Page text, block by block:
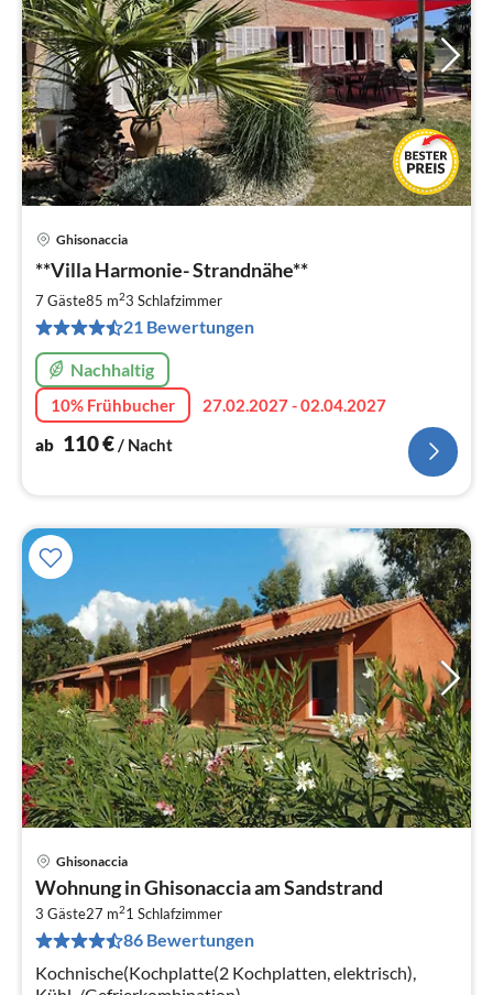
Ghisonaccia
**Villa Harmonie- Strandnähe**
7 Gäste85 m23 Schlafzimmer
21 Bewertungen
Nachhaltig
10% Frühbucher
27.02.2027 - 02.04.2027
ab 110€/ Nacht
Ghisonaccia
Wohnung in Ghisonaccia am Sandstrand
3 Gäste27 m21 Schlafzimmer
86 Bewertungen
Kochnische(Kochplatte(2 Kochplatten, elektrisch),